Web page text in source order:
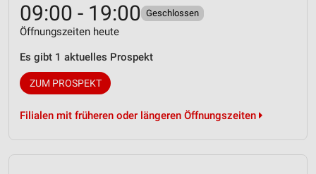
09:00 - 19:00 Geschlossen
Öffnungszeiten heute
Es gibt 1 aktuelles Prospekt
ZUM PROSPEKT
Filialen mit früheren oder längeren Öffnungszeiten